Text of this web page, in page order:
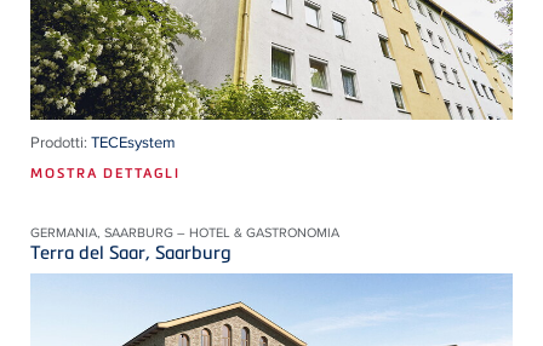
Prodotti: TECEsystem
MOSTRA DETTAGLI
GERMANIA, SAARBURG – HOTEL & GASTRONOMIA
Terra del Saar, Saarburg